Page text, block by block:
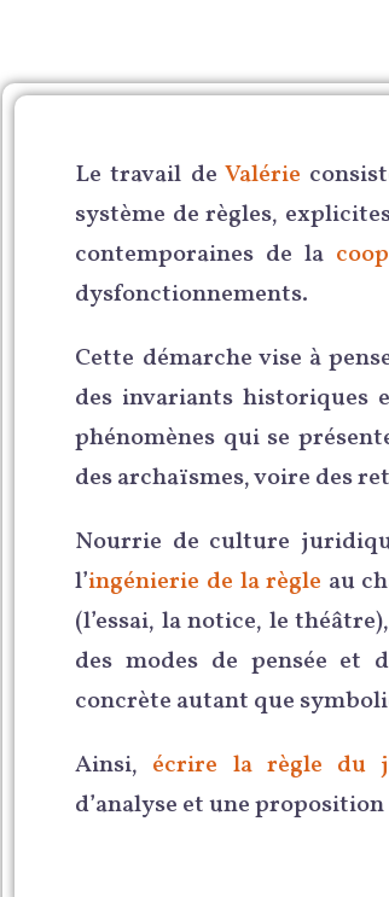
Le travail de Valérie
système de règles,
contemporaines de la
dysfonctionnements.
Cette démarche vise à
des invariants historiques
phénomènes qui se
des archaïsmes, voire des
Nourrie de culture
l’ingénierie de la règle au
(l’essai, la notice, le
des modes de pensée et
concrète autant que
Ainsi, écrire la règle du
d’analyse et une